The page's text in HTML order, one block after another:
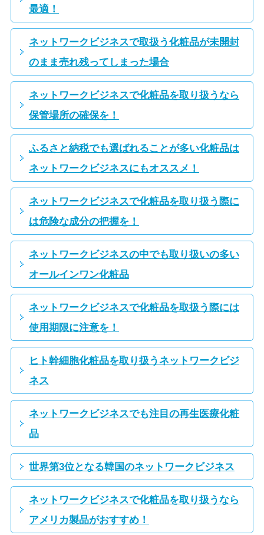
最適！
ネットワークビジネスで取扱う化粧品が未開封
のまま売れ残ってしまった場合
ネットワークビジネスで化粧品を取り扱うなら
保管場所の確保を！
ふるさと納税でも選ばれることが多い化粧品は
ネットワークビジネスにもオススメ！
ネットワークビジネスで化粧品を取り扱う際に
は危険な成分の把握を！
ネットワークビジネスの中でも取り扱いの多い
オールインワン化粧品
ネットワークビジネスで化粧品を取扱う際には
使用期限に注意を！
ヒト幹細胞化粧品を取り扱うネットワークビジ
ネス
ネットワークビジネスでも注目の再生医療化粧
品
世界第3位となる韓国のネットワークビジネス
ネットワークビジネスで化粧品を取り扱うなら
アメリカ製品がおすすめ！